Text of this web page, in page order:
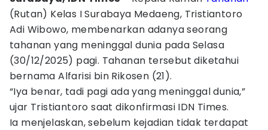
(Rutan) Kelas I Surabaya Medaeng, Tristiantoro
Adi Wibowo, membenarkan adanya seorang
tahanan yang meninggal dunia pada Selasa
(30/12/2025) pagi. Tahanan tersebut diketahui
bernama Alfarisi bin Rikosen (21).
“Iya benar, tadi pagi ada yang meninggal dunia,”
ujar Tristiantoro saat dikonfirmasi IDN Times.
Ia menjelaskan, sebelum kejadian tidak terdapat